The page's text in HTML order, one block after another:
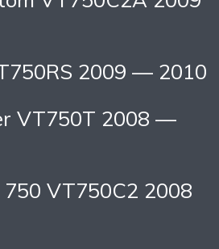
2009 — 2010
VT750T 2008 —
VT750C2 2008